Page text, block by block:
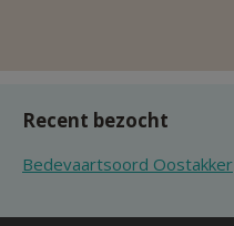
Recent bezocht
Bedevaartsoord Oostakker